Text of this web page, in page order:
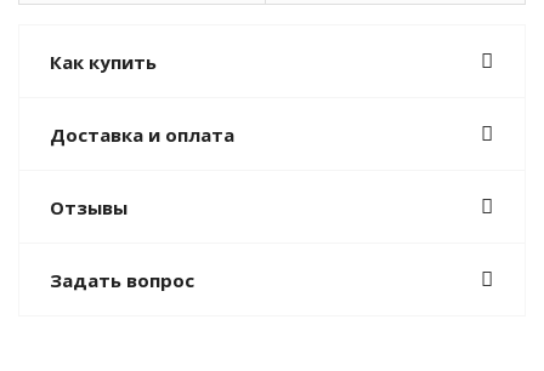
Как купить
Доставка и оплата
Отзывы
Задать вопрос